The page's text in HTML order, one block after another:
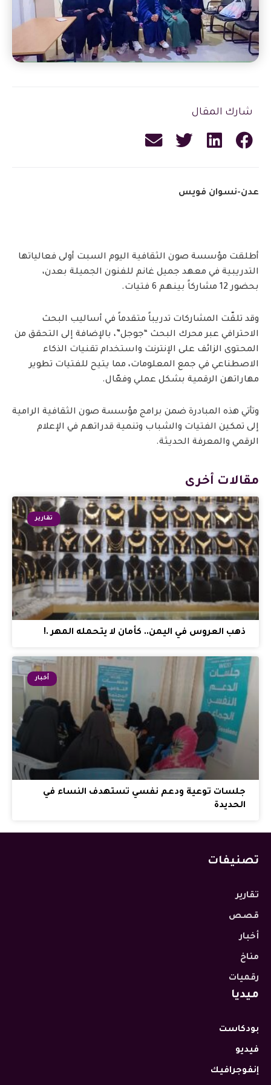
شارك المقال
عدن-نسوان فويس
أطلقت مؤسسة صون الثقافية اليوم السبت أولى فعالياتها
التدريبية في معهد جميل غانم للفنون الجميلة بعدن،
بحضور 12 مشاركاً بينهم 6 فتيات.
وقد تلقّت المشاركات تدريباً متقدماً في أساليب البحث
الاحترافي عبر محرك البحث “جوجل”، بالإضافة إلى التحقق من
المحتوى الزائف على الإنترنت واستخدام تقنيات الذكاء
الاصطناعي في جمع المعلومات، مما يتيح للفتيات تطوير
مهاراتهن الرقمية بشكل عملي وفعّال.
وتأتي هذه المبادرة ضمن برامج مؤسسة صون الثقافية الرامية
إلى تمكين الفتيات والشباب وتنمية قدراتهم في الإعلام
الرقمي والمعرفة الحديثة.
مقالات أخرى
تقارير
ذهب العروس في اليمن.. كأمان لا يتحمله المهر .!
أخبار
جلسات توعية ودعم نفسي تستهدف النساء في
الحديدة
تصنيفات
تقارير
قصص
أخبار
مناخ
رقميات
ميديا
بودكاست
فيديو
إنفوجرافيك